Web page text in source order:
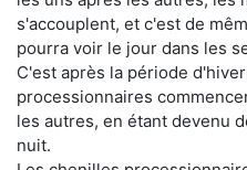
s'accouplent, et c'est de
pourra voir le jour dans les
C'est après la période
processionnaires
les autres, en étant devenu
nuit.